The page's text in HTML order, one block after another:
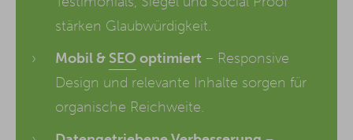
stärken Glaubwürdigkeit.
Mobil & SEO optimiert – Responsive
Design und relevante Inhalte sorgen für
organische Reichweite.